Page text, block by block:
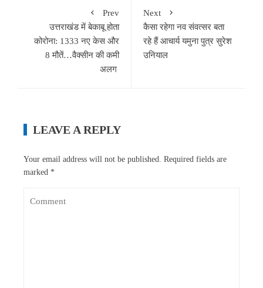
Prev
उत्तराखंड में बेकाबू होता
कोरोना: 1333 नए केस और
8 मौतें…वैक्सीन की कमी
अलग
Next
कैसा रहेगा नव संवत्सर बता
रहे हैं आचार्य यमुना पुत्र सुरेश
उनियाल
LEAVE A REPLY
Your email address will not be published. Required fields are
marked *